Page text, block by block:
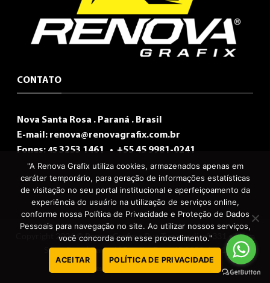
CONTATO
Nova Santa Rosa . Paraná . Brasil
E-mail: renova@renovagrafix.com.br
Fones: 45 3253 1461 • +55 45 9981-0241
Copyright 2026 ©RenovaGrafix• Rua Tuparandi, n° 331 • Nova
Santa Rosa | Paraná | Brasil • Fone 45 3253-1461
"A Renova Grafix utiliza cookies, armazenados apenas em
caráter temporário, para geração de informações estatísticas
de visitação no seu portal institucional e aperfeiçoamento da
experiência do usuário na utilização de serviços online,
conforme nossa Política de Privacidade e Proteção de Dados
Pessoais para navegação no site. Ao utilizar nossos serviços,
você concorda com esse procedimento."
ACEITAR POLÍTICA DE PRIVACIDADE